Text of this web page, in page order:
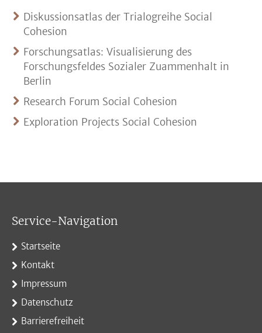
Diskussionsatlas der Trialogreihe Social
Cohesion
Forschungsatlas: Visualisierung des
Forschungsfeldes Sozialer Zuammenhalt in
Berlin
Research Forum Social Cohesion
Exploration Projects Social Cohesion
Service-Navigation
Startseite
Kontakt
Impressum
Datenschutz
Barrierefreiheit